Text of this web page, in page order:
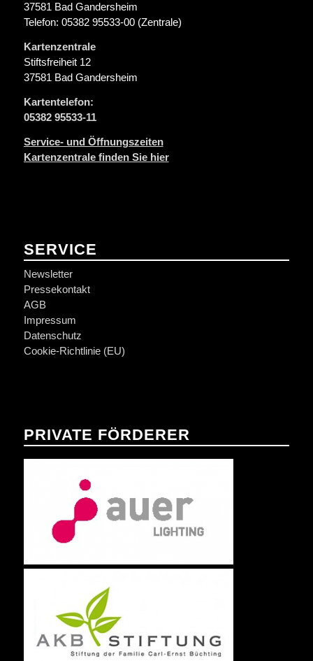
37581 Bad Gandersheim
Telefon: 05382 95533-00 (Zentrale)
Kartenzentrale
Stiftsfreiheit 12
37581 Bad Gandersheim
Kartentelefon:
05382 95533-11
Service- und Öffnungszeiten
Kartenzentrale finden Sie hier
SERVICE
Newsletter
Pressekontakt
AGB
Impressum
Datenschutz
Cookie-Richtlinie (EU)
PRIVATE FÖRDERER